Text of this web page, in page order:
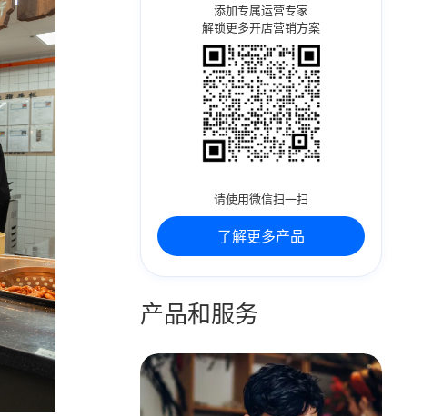
添加专属运营专家
解锁更多开店营销方案
请使用微信扫一扫
了解更多产品
产品和服务